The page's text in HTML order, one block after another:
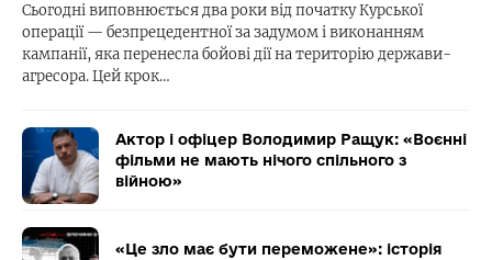
Сьогодні виповнюється два роки від початку Курської
операції — безпрецедентної за задумом і виконанням
кампанії, яка перенесла бойові дії на територію держави-
агресора. Цей крок…
Актор і офіцер Володимир Ращук: «Воєнні
фільми не мають нічого спільного з
війною»
«Це зло має бути переможене»: історія